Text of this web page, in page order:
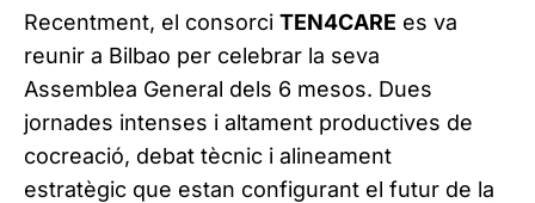
Recentment, el consorci TEN4CARE es va
reunir a Bilbao per celebrar la seva
Assemblea General dels 6 mesos. Dues
jornades intenses i altament productives de
cocreació, debat tècnic i alineament
estratègic que estan configurant el futur de la